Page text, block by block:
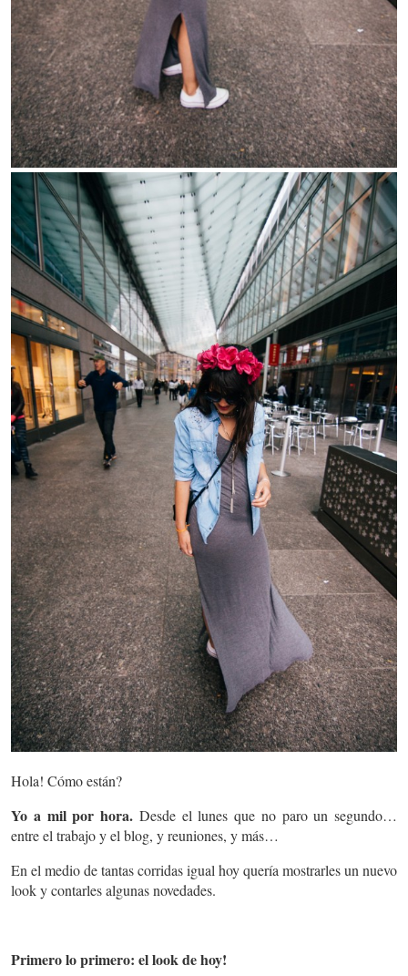
Hola! Cómo están?
Yo a mil por hora. Desde el lunes que no paro un segundo…
entre el trabajo y el blog, y reuniones, y más…
En el medio de tantas corridas igual hoy quería mostrarles un nuevo
look y contarles algunas novedades.
Primero lo primero: el look de hoy!